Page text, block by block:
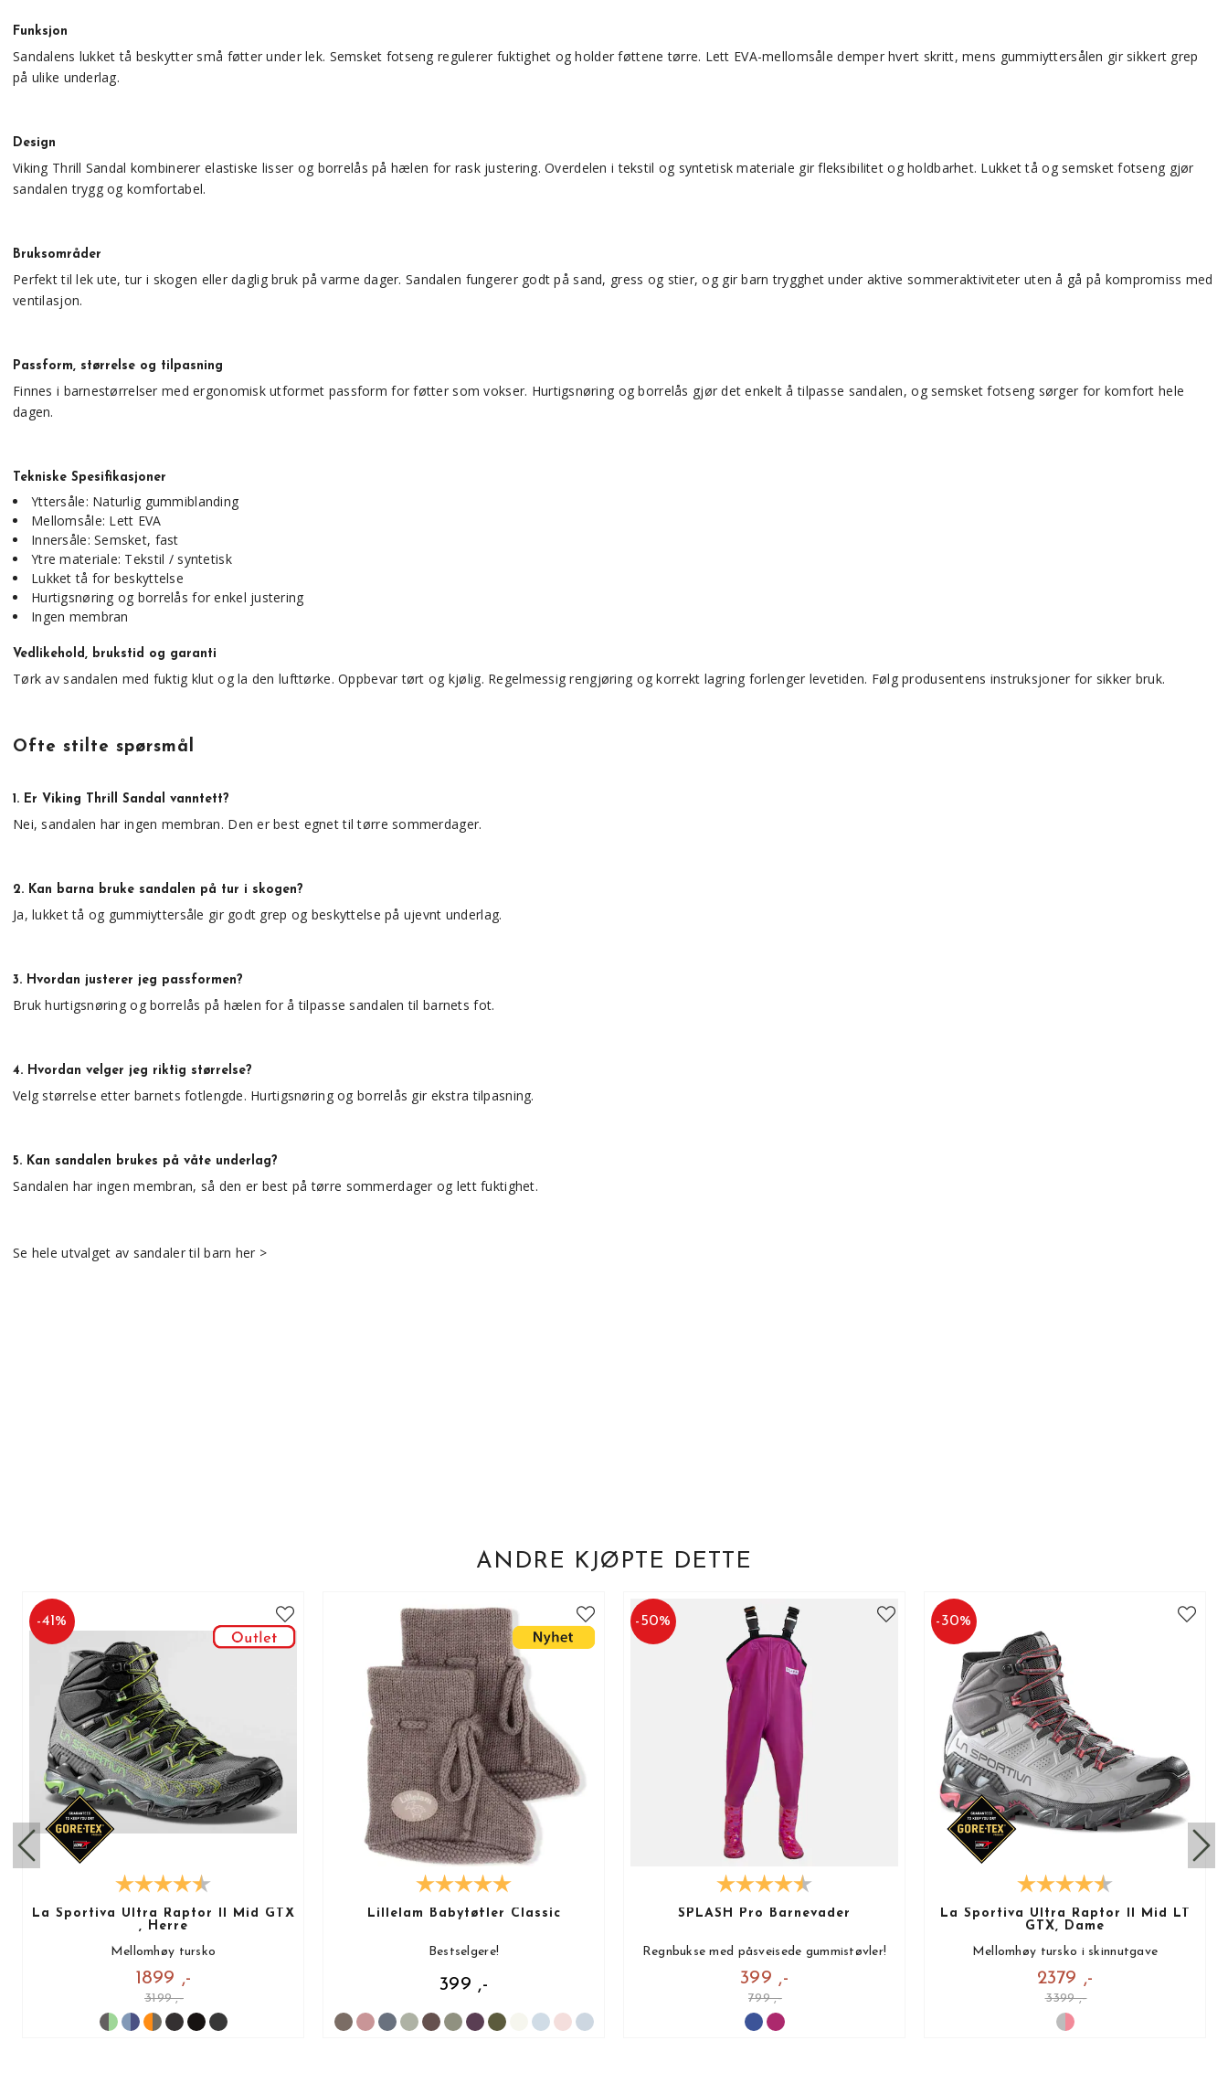
Funksjon
Sandalens lukket tå beskytter små føtter under lek. Semsket fotseng regulerer fuktighet og holder føttene tørre. Lett EVA-mellomsåle demper hvert skritt, mens gummiyttersålen gir sikkert grep
på ulike underlag.
Design
Viking Thrill Sandal kombinerer elastiske lisser og borrelås på hælen for rask justering. Overdelen i tekstil og syntetisk materiale gir fleksibilitet og holdbarhet. Lukket tå og semsket fotseng gjør
sandalen trygg og komfortabel.
Bruksområder
Perfekt til lek ute, tur i skogen eller daglig bruk på varme dager. Sandalen fungerer godt på sand, gress og stier, og gir barn trygghet under aktive sommeraktiviteter uten å gå på kompromiss med
ventilasjon.
Passform, størrelse og tilpasning
Finnes i barnestørrelser med ergonomisk utformet passform for føtter som vokser. Hurtigsnøring og borrelås gjør det enkelt å tilpasse sandalen, og semsket fotseng sørger for komfort hele
dagen.
Tekniske Spesifikasjoner
Yttersåle: Naturlig gummiblanding
Mellomsåle: Lett EVA
Innersåle: Semsket, fast
Ytre materiale: Tekstil / syntetisk
Lukket tå for beskyttelse
Hurtigsnøring og borrelås for enkel justering
Ingen membran
Vedlikehold, brukstid og garanti
Tørk av sandalen med fuktig klut og la den lufttørke. Oppbevar tørt og kjølig. Regelmessig rengjøring og korrekt lagring forlenger levetiden. Følg produsentens instruksjoner for sikker bruk.
Ofte stilte spørsmål
1. Er Viking Thrill Sandal vanntett?
Nei, sandalen har ingen membran. Den er best egnet til tørre sommerdager.
2. Kan barna bruke sandalen på tur i skogen?
Ja, lukket tå og gummiyttersåle gir godt grep og beskyttelse på ujevnt underlag.
3. Hvordan justerer jeg passformen?
Bruk hurtigsnøring og borrelås på hælen for å tilpasse sandalen til barnets fot.
4. Hvordan velger jeg riktig størrelse?
Velg størrelse etter barnets fotlengde. Hurtigsnøring og borrelås gir ekstra tilpasning.
5. Kan sandalen brukes på våte underlag?
Sandalen har ingen membran, så den er best på tørre sommerdager og lett fuktighet.
Se hele utvalget av sandaler til barn her >
ANDRE KJØPTE DETTE
-41 %
La Sportiva Ultra Raptor II Mid GTX
, Herre
Mellomhøy tursko
1899 ,-
3199 ,-
Lillelam Babytøfler Classic
Bestselgere!
399 ,-
-50%
SPLASH Pro Barnevader
Regnbukse med påsveisede gummistøvler!
399 ,-
799 ,-
-30%
La Sportiva Ultra Raptor II Mid LT
GTX, Dame
Mellomhøy tursko i skinnutgave
2379 ,-
3399 ,-